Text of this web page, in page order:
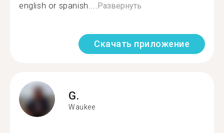
english or spanish....Развернуть
Скачать приложение
G.
Waukee